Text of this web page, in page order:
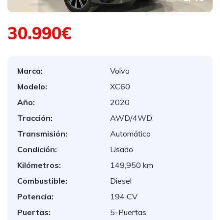
30.990€
Marca:
Volvo
Modelo:
XC60
Año:
2020
Tracción:
AWD/4WD
Transmisión:
Automático
Condición:
Usado
Kilómetros:
149,950 km
Combustible:
Diesel
Potencia:
194 CV
Puertas:
5-Puertas